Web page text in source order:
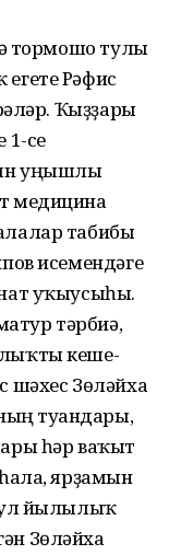
тормошо тулы
Рәфис
Ҡыҙҙары
1-се
уңышлы
медицина
табибы
исемендәге
уҡыусыһы.
тәрбиә,
ке­ше­
шәхес Зөләйха
туғандары,
һәр ваҡыт
ярҙамын
йы­лылыҡ
Зөләй­ха